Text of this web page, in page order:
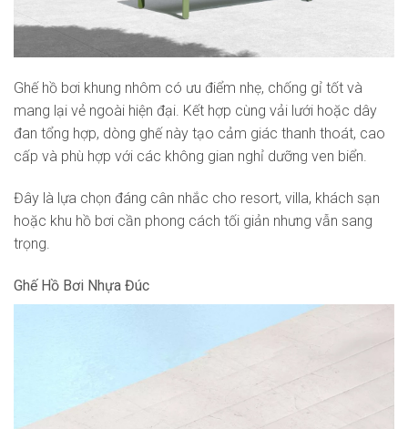
Ghế hồ bơi khung nhôm có ưu điểm nhẹ, chống gỉ tốt và
mang lại vẻ ngoài hiện đại. Kết hợp cùng vải lưới hoặc dây
đan tổng hợp, dòng ghế này tạo cảm giác thanh thoát, cao
cấp và phù hợp với các không gian nghỉ dưỡng ven biển.
Đây là lựa chọn đáng cân nhắc cho resort, villa, khách sạn
hoặc khu hồ bơi cần phong cách tối giản nhưng vẫn sang
trọng.
Ghế Hồ Bơi Nhựa Đúc